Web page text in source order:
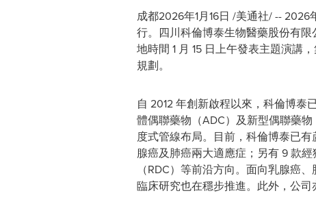
成都2026年1月16日 /美通社/ -- 2026
行。四川科倫博泰生物醫藥股份有
地時間 1 月 15 日上午發表主題演講
規劃。
自 2012 年創新啟程以來，科倫博
體偶聯藥物（ADC）及新型偶聯藥
度式管線布局。目前，科倫博泰已
腺癌及肺癌兩大適應症；另有 9 款
（RDC）等前沿方向。面向乳腺癌
臨床研究也在穩步推進。此外，公司